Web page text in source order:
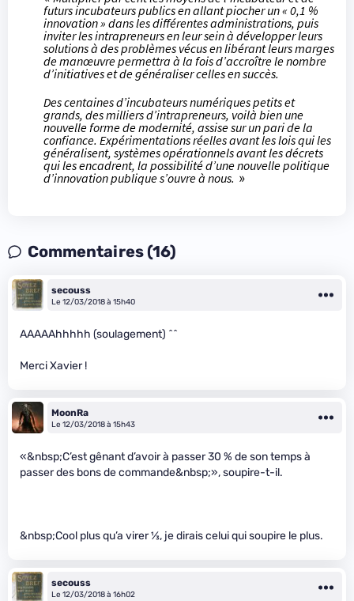
futurs incubateurs publics en allant piocher un « 0,1 %
innovation » dans les différentes administrations, puis
inviter les intrapreneurs en leur sein à développer leurs
solutions à des problèmes vécus en libérant leurs marges
de manœuvre permettra à la fois d’accroître le nombre
d’initiatives et de généraliser celles en succès.
Des centaines d’incubateurs numériques petits et
grands, des milliers d’intrapreneurs, voilà bien une
nouvelle forme de modernité, assise sur un pari de la
confiance. Expérimentations réelles avant les lois qui les
généralisent, systèmes opérationnels avant les décrets
qui les encadrent, la possibilité d’une nouvelle politique
d’innovation publique s’ouvre à nous. »
Commentaires (16)
secouss
Le 12/03/2018 à 15h40
AAAAAhhhhh (soulagement) ^^
Merci Xavier !
MoonRa
Le 12/03/2018 à 15h43
«&nbsp;C’est gênant d’avoir à passer 30 % de son temps à
passer des bons de commande&nbsp;», soupire-t-il.
&nbsp;Cool plus qu’a virer1⁄3, je dirais celui qui soupire le plus.
secouss
Le 12/03/2018 à 16h02